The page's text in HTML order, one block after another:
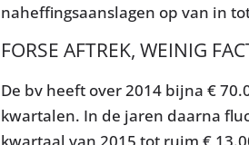
naheffingsaanslagen op van in
FORSE AFTREK, WEINIG
De bv heeft over 2014 bijna €
kwartalen. In de jaren daarna
kwartaal van 2015 tot ruim €